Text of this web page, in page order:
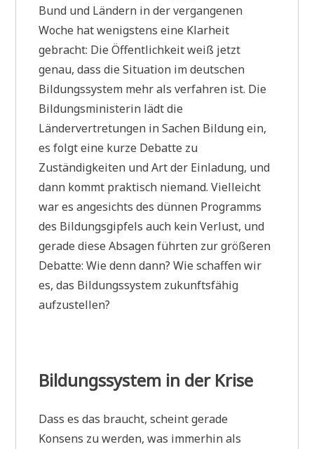
Bund und Ländern in der vergangenen
Woche hat wenigstens eine Klarheit
gebracht: Die Öffentlichkeit weiß jetzt
genau, dass die Situation im deutschen
Bildungssystem mehr als verfahren ist. Die
Bildungsministerin lädt die
Ländervertretungen in Sachen Bildung ein,
es folgt eine kurze Debatte zu
Zuständigkeiten und Art der Einladung, und
dann kommt praktisch niemand. Vielleicht
war es angesichts des dünnen Programms
des Bildungsgipfels auch kein Verlust, und
gerade diese Absagen führten zur größeren
Debatte: Wie denn dann? Wie schaffen wir
es, das Bildungssystem zukunftsfähig
aufzustellen?
Bildungssystem in der Krise
Dass es das braucht, scheint gerade
Konsens zu werden, was immerhin als